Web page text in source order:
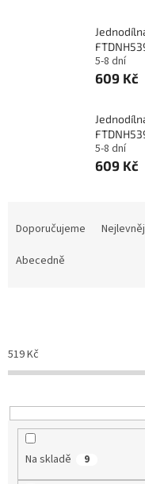
5-8 dní
609 Kč
5-8 dní
609 Kč
o
d
k
t
Doporučujeme
Abecedně
519Kč
Na skladě 9